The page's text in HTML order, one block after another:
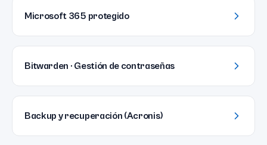
Microsoft 365 protegido
Bitwarden · Gestión de contraseñas
Backup y recuperación (Acronis)